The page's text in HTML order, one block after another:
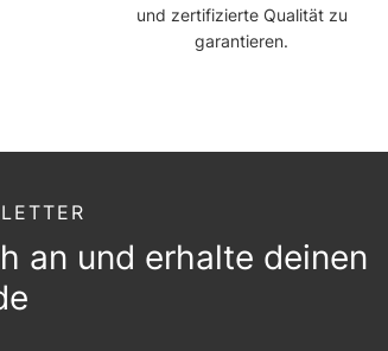
und zertifizierte Qualität zu
garantieren.
an und erhalte deinen